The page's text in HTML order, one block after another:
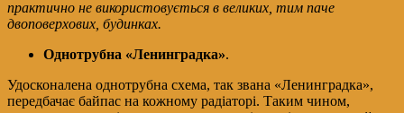
практично не використовується в великих, тим паче
двоповерхових, будинках.
Однотрубна «Ленинградка».
Удосконалена однотрубна схема, так звана «Ленинградка»,
передбачає байпас на кожному радіаторі. Таким чином,